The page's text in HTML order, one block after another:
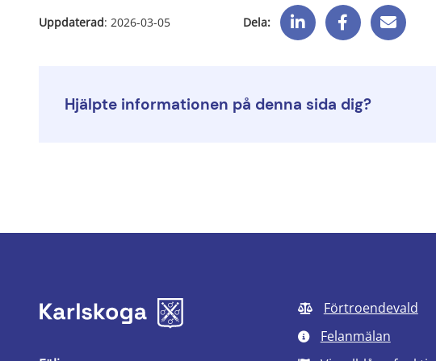
Uppdaterad: 2026-03-05 Dela:
Hjälpte informationen på denna sida dig?
Förtroendevald
Felanmälan